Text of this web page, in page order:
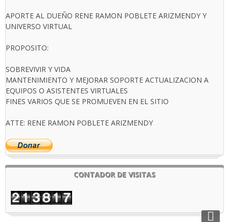
APORTE AL DUEÑO RENE RAMON POBLETE ARIZMENDY Y
UNIVERSO VIRTUAL
PROPOSITO:
SOBREVIVIR Y VIDA
MANTENIMIENTO Y MEJORAR SOPORTE ACTUALIZACION A
EQUIPOS O ASISTENTES VIRTUALES
FINES VARIOS QUE SE PROMUEVEN EN EL SITIO
ATTE: RENE RAMON POBLETE ARIZMENDY
CONTADOR DE VISITAS